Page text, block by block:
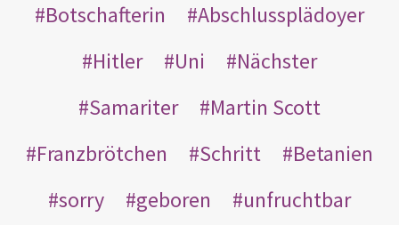
Botschafterin
Abschlussplädoyer
Hitler
Uni
Nächster
Samariter
Martin Scott
Franzbrötchen
Schritt
Betanien
sorry
geboren
unfruchtbar